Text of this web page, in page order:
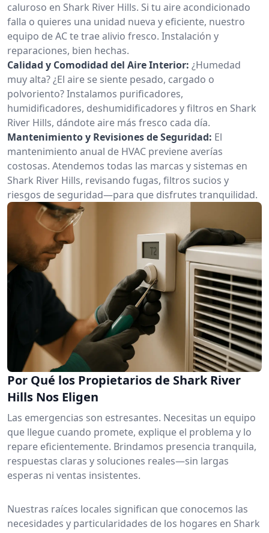
caluroso en Shark River Hills. Si tu aire acondicionado
falla o quieres una unidad nueva y eficiente, nuestro
equipo de AC te trae alivio fresco. Instalación y
reparaciones, bien hechas.
Calidad y Comodidad del Aire Interior: ¿Humedad
muy alta? ¿El aire se siente pesado, cargado o
polvoriento? Instalamos purificadores,
humidificadores, deshumidificadores y filtros en Shark
River Hills, dándote aire más fresco cada día.
Mantenimiento y Revisiones de Seguridad: El
mantenimiento anual de HVAC previene averías
costosas. Atendemos todas las marcas y sistemas en
Shark River Hills, revisando fugas, filtros sucios y
riesgos de seguridad—para que disfrutes tranquilidad.
Por Qué los Propietarios de Shark River
Hills Nos Eligen
Las emergencias son estresantes. Necesitas un equipo
que llegue cuando promete, explique el problema y lo
repare eficientemente. Brindamos presencia tranquila,
respuestas claras y soluciones reales—sin largas
esperas ni ventas insistentes.
Nuestras raíces locales significan que conocemos las
necesidades y particularidades de los hogares en Shark